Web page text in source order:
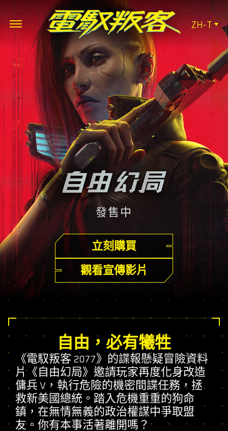
ZH-T
發售中
立刻購買
觀看宣傳影片
自由，必有犧牲
《電馭叛客 2077》的諜報懸疑冒險資料
片《自由幻局》邀請玩家再度化身改造
傭兵 V，執行危險的機密間諜任務，拯
救新美國總統。踏入危機重重的狗命
鎮，在無情無義的政治權謀中爭取盟
友。你有本事活著離開嗎？